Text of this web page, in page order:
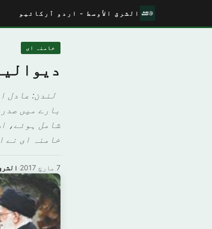
الشرق الأوسط - اردو آرکائیو
خامنہ ای
لندن: عادل
بارے میں
شامل ہوئے،
خامنہ ای نے
· 7 مارچ 2017